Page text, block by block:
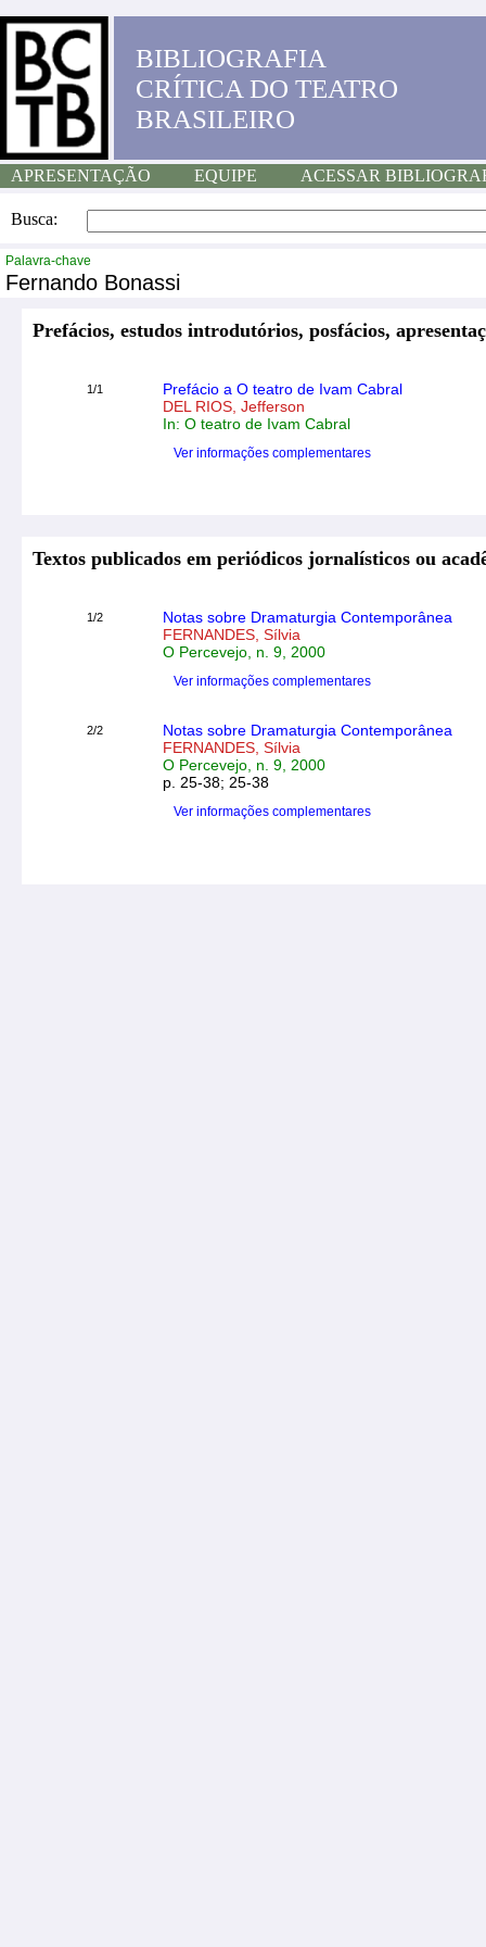
BIBLIOGRAFIA
CRÍTICA DO TEATRO
BRASILEIRO
APRESENTAÇÃO EQUIPE ACESSAR
Busca:
Palavra-chave
Fernando Bonassi
Prefácios, estudos introdutórios, posfácios,
1/1
Prefácio a O teatro de Ivam Cabral
DEL RIOS, Jefferson
In: O teatro de Ivam Cabral
Ver informações complementares
Textos publicados em periódicos jornalísticos ou
1/2
Notas sobre Dramaturgia Contemporânea
FERNANDES, Sílvia
O Percevejo, n. 9, 2000
Ver informações complementares
2/2
Notas sobre Dramaturgia Contemporânea
FERNANDES, Sílvia
O Percevejo, n. 9, 2000
p. 25-38; 25-38
Ver informações complementares